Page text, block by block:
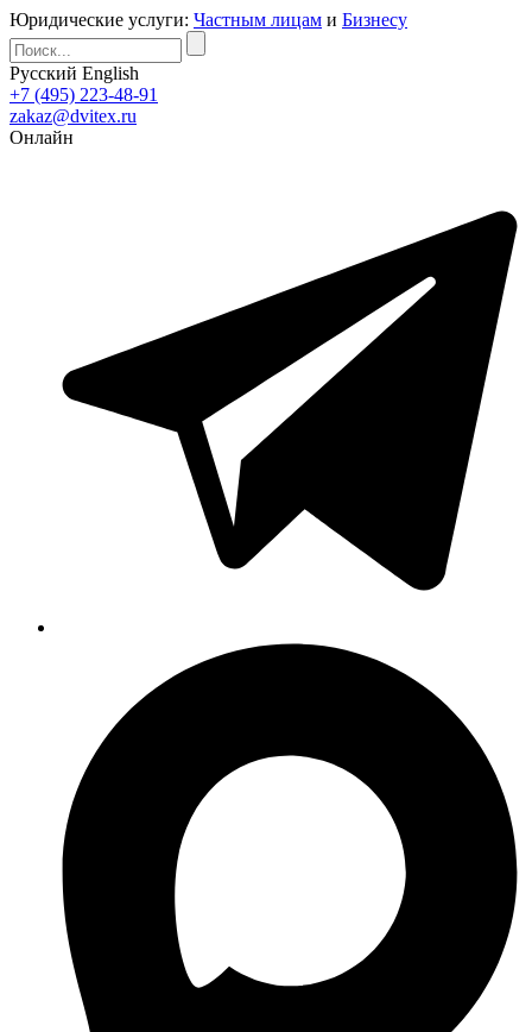
Юридические услуги: Частным лицам и Бизнесу
Русский English
+7 (495) 223-48-91
zakaz@dvitex.ru
Онлайн